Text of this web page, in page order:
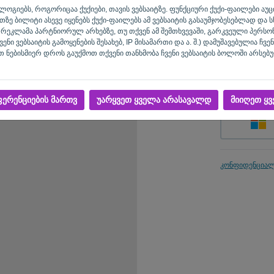
როგორიცაა ქუქიები, თავის ვებსაიტზე. ფუნქციური ქუქი-ფაილები
ბილიტი ასევე იყენებს ქუქი-ფაილებს ამ ვებსაიტის გასაუმჯობესებლად და
პარტნიორულ არხებზე, თუ თქვენ ამ შემთხვევაში, გარკვეული
ვებსაიტის გამოყენების შესახებ, IP მისამართი და ა. შ.) დამუშავებულია
დროს გაუქმოთ თქვენი თანხმობა ჩვენი ვებსაიტის ბოლოში
მართვ უარყვეთ ყველა არასავალდ მიიღეთ